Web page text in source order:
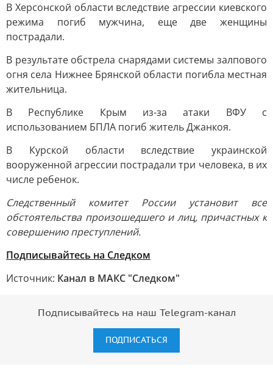
В Херсонской области вследствие агрессии киевского
режима погиб мужчина, еще две женщины
пострадали.
В результате обстрела снарядами системы залпового
огня села Нижнее Брянской области погибла местная
жительница.
В Республике Крым из-за атаки ВФУ с
использованием БПЛА погиб житель Джанкоя.
В Курской области вследствие украинской
вооруженной агрессии пострадали три человека, в их
числе ребенок.
Следственный комитет России установит все
обстоятельства произошедшего и лиц, причастных к
совершению преступлений.
Подписывайтесь на Следком
Источник: Канал в МАКС "Следком"
Подписывайтесь на наш Telegram-канал
ПОДПИСАТЬСЯ